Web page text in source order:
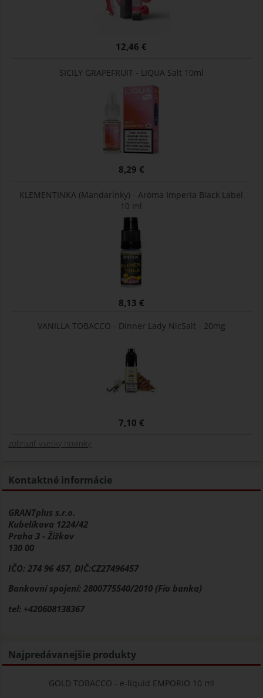
12,46 €
SICILY GRAPEFRUIT - LIQUA Salt 10ml
8,29 €
KLEMENTINKA (Mandarínky) - Aróma Imperia Black Label
10 ml
8,13 €
VANILLA TOBACCO - Dinner Lady NicSalt - 20mg
7,10 €
zobraziť vsetky novinky
Kontaktné informácie
GRANTplus s.r.o.
Kubelíkova 1224/42
Praha 3 - Žižkov
130 00
IČO: 274 96 457, DIČ:CZ27496457
Bankovní spojení: 2800775540/2010 (Fio banka)
tel: +420608138367
Najpredávanejšie produkty
GOLD TOBACCO - e-liquid EMPORIO 10 ml